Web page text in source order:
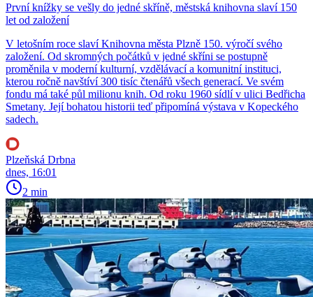
První knížky se vešly do jedné skříně, městská knihovna slaví 150
let od založení
V letošním roce slaví Knihovna města Plzně 150. výročí svého
založení. Od skromných počátků v jedné skříni se postupně
proměnila v moderní kulturní, vzdělávací a komunitní instituci,
kterou ročně navštíví 300 tisíc čtenářů všech generací. Ve svém
fondu má také půl milionu knih. Od roku 1960 sídlí v ulici Bedřicha
Smetany. Její bohatou historii teď připomíná výstava v Kopeckého
sadech.
Plzeňská Drbna
dnes, 16:01
2 min